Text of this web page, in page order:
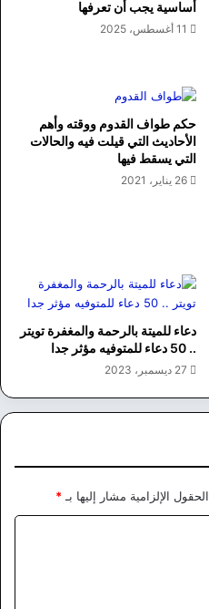
أساسية يجب أن تعرفها
11 أغسطس، 2025
حكم طواف القدوم ووقته وأهم
الأحاديث التي قيلت فيه والحالات
التي يسقط فيها
26 يناير، 2021
دعاء للميتة بالرحمة والمغفرة تويتر
.. 50 دعاء للمتوفيه مؤثر جدا
27 ديسمبر، 2023
الحقول الإلزامية مشار إليها بـ *